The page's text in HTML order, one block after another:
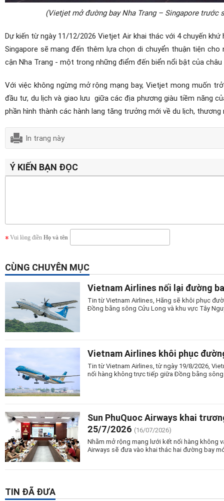
(Vietjet mở đường bay Nha Trang – Singapore trước
Dự kiến từ ngày 11/12/2026 Vietjet Air khai thác với 4 chuyến
Singapore sẽ mang đến thêm lựa chọn di chuyển thuận tiện
cận Nha Trang - một trong những điểm đến biển nổi bật của châu
Với việc không ngừng mở rộng mạng bay, Vietjet mong muốn
đầu tư, du lịch và giao lưu giữa các địa phương giàu tiềm năng
phần hình thành các hành lang tăng trưởng mới về du lịch,
In trang này
Ý KIẾN BẠN ĐỌC
Vui lòng điền Họ và tên
CÙNG CHUYÊN MỤC
Vietnam Airlines nối lại đường
Tin từ Vietnam Airlines, Hãng sẽ khôi phục
Đồng bằng sông Cửu Long và khu vực Tây
Vietnam Airlines khôi phục
Tin từ Vietnam Airlines, từ ngày 19/8/2026,
nối hàng không trực tiếp giữa Đồng bằng
Sun PhuQuoc Airways khai
25/7/2026 (16/07/2026)
Nhằm mở rộng mạng lưới kết nối hàng không
Airways sẽ đưa vào khai thác hai đường bay
TIN ĐÃ ĐƯA